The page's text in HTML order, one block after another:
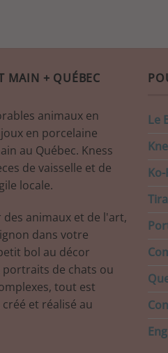
MAIN + QUÉBEC
animaux en
en porcelaine
au Québec. Kness
de vaisselle et de
locale.
animaux et de l'art,
dans votre
bol au décor
de chats ou
tout est
et réalisé au
Le